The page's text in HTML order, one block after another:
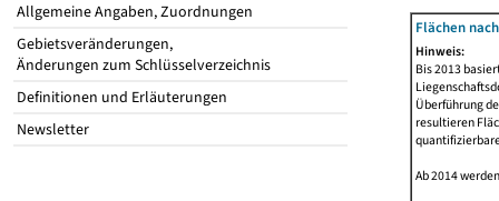
Allgemeine Angaben, Zuordnungen
Gebietsveränderungen,
Änderungen zum Schlüsselverzeichnis
Definitionen und Erläuterungen
Newsletter
Flächen
Hinweis:
Bis 2013
Überführung
resultieren
Ab 2014